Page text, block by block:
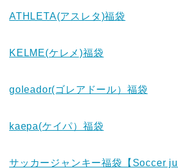
ATHLETA(アスレタ)福袋
KELME(ケレメ)福袋
goleador(ゴレアドール）福袋
kaepa(ケイパ）福袋
サッカージャンキー福袋【Soccer